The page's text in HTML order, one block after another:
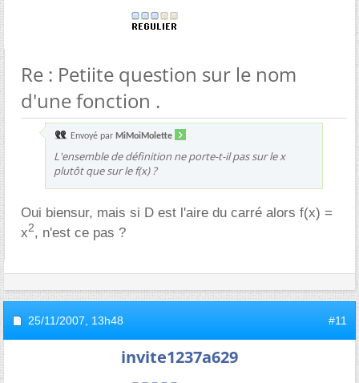
Re : Petiite question sur le nom
d'une fonction .
Envoyé par MiMoiMolette
L'ensemble de définition ne porte-t-il pas sur le x
plutôt que sur le f(x) ?
Oui biensur, mais si D est l'aire du carré alors f(x) =
x2, n'est ce pas ?
25/11/2007, 13h48 #11
invite1237a629